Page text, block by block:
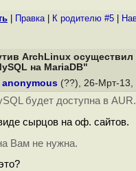
Правка| К родителю #5
ArchLinux осуществил
на MariaDB"
anonymous (??), 26-Мрт-13,
будет доступна в AUR.
сырцов на оф. сайтов.
Вам не нужна.